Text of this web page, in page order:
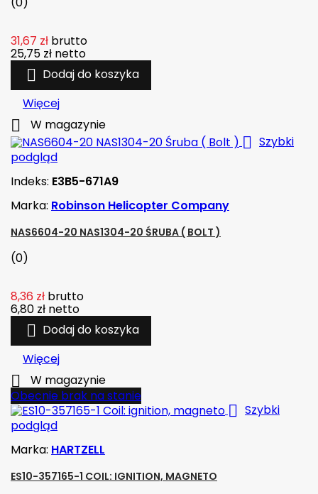
31,67 zł brutto
25,75 zł netto
 Dodaj do koszyka
Więcej
 W magazynie
 Szybki
podgląd
Indeks: E3B5-671A9
Marka: Robinson Helicopter Company
NAS6604-20 NAS1304-20 ŚRUBA ( BOLT )
(0)
8,36 zł brutto
6,80 zł netto
 Dodaj do koszyka
Więcej

W magazynie
Obecnie brak na stanie
 Szybki
podgląd
Marka: HARTZELL
ES10-357165-1 COIL: IGNITION, MAGNETO